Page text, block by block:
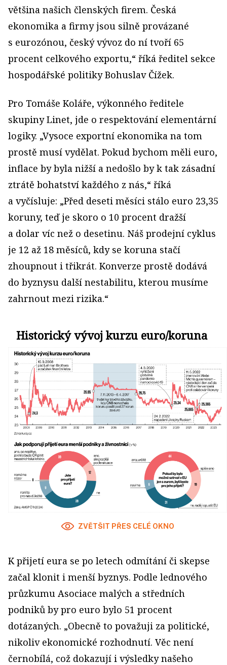
většina našich členských firem. Česká
ekonomika a firmy jsou silně provázané
s eurozónou, český vývoz do ní tvoří 65
procent celkového exportu,“ říká ředitel sekce
hospodářské politiky Bohuslav Čížek.
Pro Tomáše Koláře, výkonného ředitele
skupiny Linet, jde o respektování elementární
logiky. „Vysoce exportní ekonomika na tom
prostě musí vydělat. Pokud bychom měli euro,
inflace by byla nižší a nedošlo by k tak zásadní
ztrátě bohatství každého z nás,“ říká
a vyčísluje: „Před deseti měsíci stálo euro 23,35
koruny, teď je skoro o 10 procent dražší
a dolar víc než o desetinu. Náš prodejní cyklus
je 12 až 18 měsíců, kdy se koruna stačí
zhoupnout i třikrát. Konverze prostě dodává
do byznysu další nestabilitu, kterou musíme
zahrnout mezi rizika.“
Historický vývoj kurzu euro/koruna
ZVĚTŠIT PŘES CELÉ OKNO
K přijetí eura se po letech odmítání či skepse
začal klonit i menší byznys. Podle lednového
průzkumu Asociace malých a středních
podniků by pro euro bylo 51 procent
dotázaných. „Obecně to považuji za politické,
nikoliv ekonomické rozhodnutí. Věc není
černobílá, což dokazují i výsledky našeho